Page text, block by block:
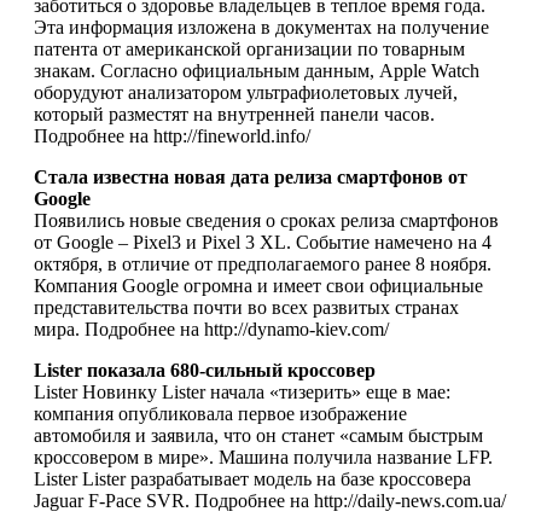
заботиться о здоровье владельцев в теплое время года.
Эта информация изложена в документах на получение
патента от американской организации по товарным
знакам. Согласно официальным данным, Apple Watch
оборудуют анализатором ультрафиолетовых лучей,
который разместят на внутренней панели часов.
Подробнее на http://fineworld.info/
Стала известна новая дата релиза смартфонов от
Google
Появились новые сведения о сроках релиза смартфонов
от Google – Pixel3 и Pixel 3 XL. Событие намечено на 4
октября, в отличие от предполагаемого ранее 8 ноября.
Компания Google огромна и имеет свои официальные
представительства почти во всех развитых странах
мира. Подробнее на http://dynamo-kiev.com/
Lister показала 680-сильный кроссовер
Lister Новинку Lister начала «тизерить» еще в мае:
компания опубликовала первое изображение
автомобиля и заявила, что он станет «самым быстрым
кроссовером в мире». Машина получила название LFP.
Lister Lister разрабатывает модель на базе кроссовера
Jaguar F-Pace SVR. Подробнее на http://daily-news.com.ua/